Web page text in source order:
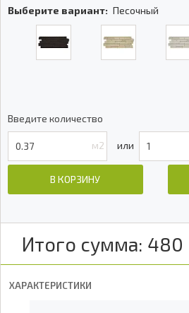
Выберите вариант: Песочный
Введите количество
м2
В КОРЗИНУ
Итого сумма: 480
ХАРАКТЕРИСТИКИ